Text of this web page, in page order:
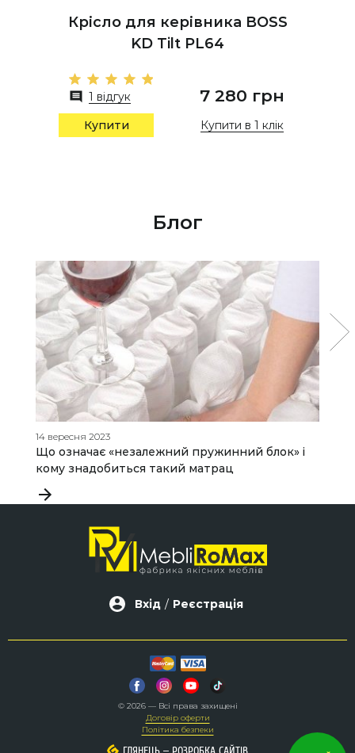
Крісло для керівника BOSS
KD Tilt PL64
1 відгук 7 280 грн
Купити Купити в 1 клік
Блог
14 вересня 2023
Що означає «незалежний пружинний блок» і
кому знадобиться такий матрац
Вхід / Реєстрація
© 2026 — Всі права захищені
Договір оферти
Політика безпеки